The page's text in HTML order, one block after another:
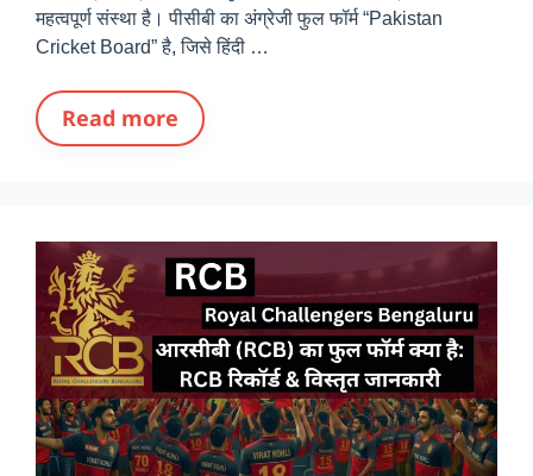
महत्वपूर्ण संस्था है। पीसीबी का अंग्रेजी फुल फॉर्म “Pakistan
Cricket Board” है, जिसे हिंदी …
Read more